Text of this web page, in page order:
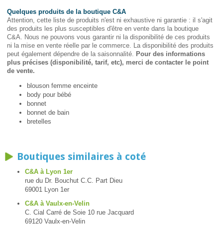
Quelques produits de la boutique C&A
Attention, cette liste de produits n'est ni exhaustive ni garantie : il s'agit
des produits les plus susceptibles d'être en vente dans la boutique
C&A. Nous ne pouvons vous garantir ni la disponibilité de ces produits
ni la mise en vente réelle par le commerce. La disponibilité des produits
peut également dépendre de la saisonnalité. Pour des informations
plus précises (disponibilité, tarif, etc), merci de contacter le point
de vente.
blouson femme enceinte
body pour bébé
bonnet
bonnet de bain
bretelles
Boutiques similaires à coté
C&A à Lyon 1er
rue du Dr. Bouchut C.C. Part Dieu
69001 Lyon 1er
C&A à Vaulx-en-Velin
C. Cial Carré de Soie 10 rue Jacquard
69120 Vaulx-en-Velin